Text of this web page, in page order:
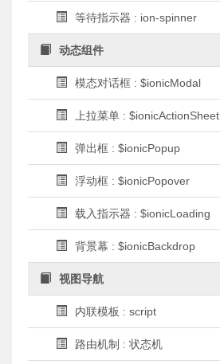
等待指示器 : ion-spinner
动态组件
模态对话框 : $ionicModal
上拉菜单 : $ionicActionSheet
弹出框 : $ionicPopup
浮动框 : $ionicPopover
载入指示器 : $ionicLoading
背景幕 : $ionicBackdrop
视图导航
内联模板 : script
路由机制 : 状态机